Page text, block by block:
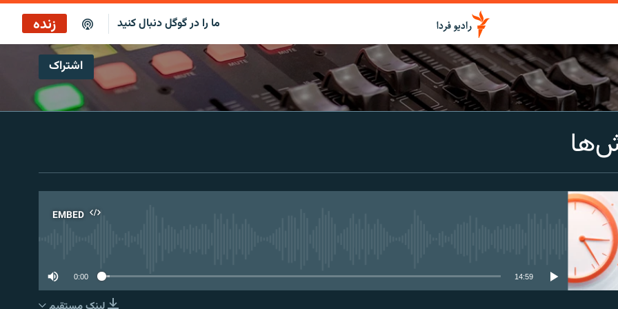
ما را در گوگل دنبال کنید زنده
صبح‌نگار
پخش رادیویی
اشتراک
EMBED
0:00 14:59